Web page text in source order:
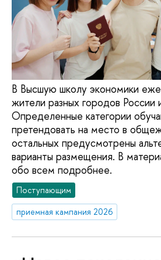
В Высшую школу экономики
жители разных городов России
Определенные категории
претендовать на место в
остальных предусмотрены
варианты размещения. В
обо всем подробнее.
Поступающим
приемная кампания 2026